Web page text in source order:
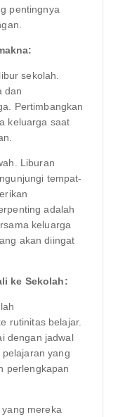
pentingnya
sekolah.
dan
Pertimbangkan
keluarga saat
Liburan
tempat-
adalah
keluarga
akan diingat
ke Sekolah:
rutinitas belajar.
dengan jadwal
yang
perlengkapan
mereka